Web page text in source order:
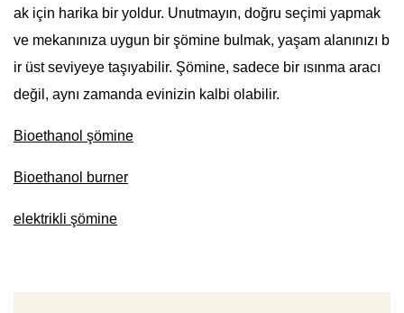
ak için harika bir yoldur. Unutmayın, doğru seçimi yapmak
ve mekanınıza uygun bir şömine bulmak, yaşam alanınızı b
ir üst seviyeye taşıyabilir. Şömine, sadece bir ısınma aracı
değil, aynı zamanda evinizin kalbi olabilir.
Bioethanol şömine
Bioethanol burner
elektrikli şömine